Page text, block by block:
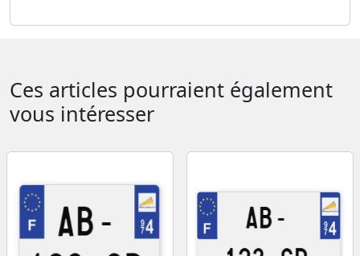
Ces articles pourraient également
vous intéresser